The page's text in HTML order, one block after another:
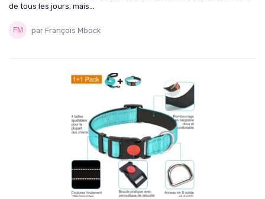
de tous les jours, mais...
par François Mbock